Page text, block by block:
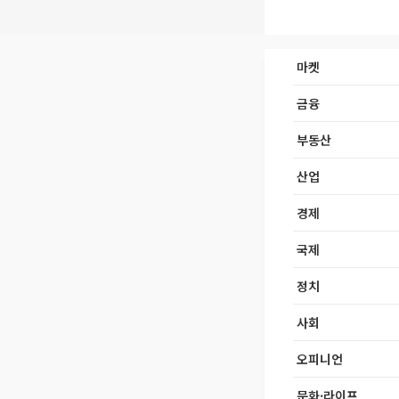
마켓
금융
부동산
산업
경제
국제
정치
사회
오피니언
문화·라이프